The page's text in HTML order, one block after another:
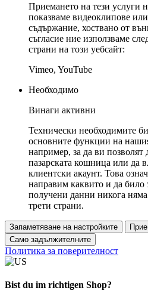
Приемането на тези услуги
показваме видеоклипове
съдържание, хоствано от
съгласие ние използваме
страни на този уебсайт:
Vimeo, YouTube
Необходимо
Винаги активни
Технически необходимите
основните функции на
например, за да ви позволят
пазарската кошница или да
клиентски акаунт. Това
направим каквито и да било
получени данни никога
трети страни.
Запаметяване на настройките
Само задължителните
Политика за поверителност
Bist du im richtigen Shop?